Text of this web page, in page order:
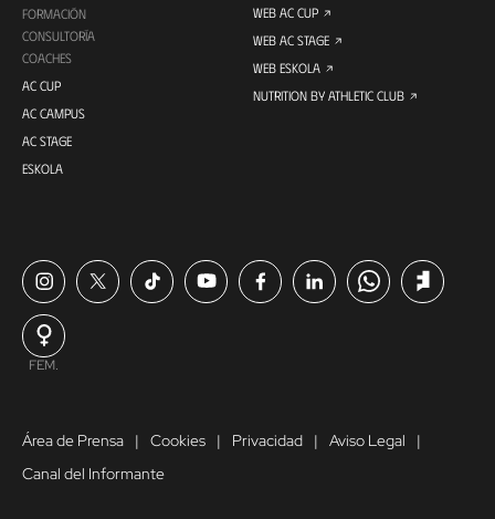
FORMACIÓN
CONSULTORÍA
COACHES
AC CUP
AC CAMPUS
AC STAGE
ESKOLA
WEB AC CUP
WEB AC STAGE
WEB ESKOLA
NUTRITION BY ATHLETIC CLUB
FEM.
Área de Prensa Cookies Privacidad
Aviso Legal
Canal del Informante